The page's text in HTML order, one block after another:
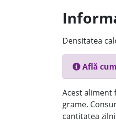
Densitatea
Află
Acest aliment
grame.
cantitatea